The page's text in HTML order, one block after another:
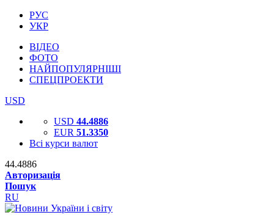
РУС
УКР
ВІДЕО
ФОТО
НАЙПОПУЛЯРНІШІ
СПЕЦПРОЕКТИ
USD
USD 44.4886
EUR 51.3350
Всі курси валют
44.4886
Авторизація
Пошук
RU